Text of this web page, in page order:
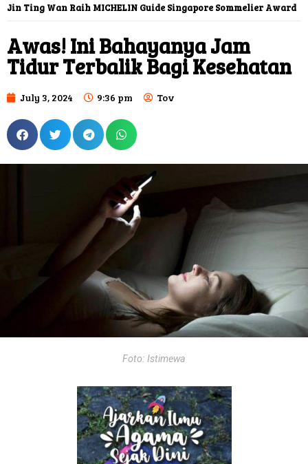
Jin Ting Wan Raih MICHELIN Guide Singapore Sommelier Award
Awas! Ini Bahayanya Jam
Tidur Terbalik Bagi Kesehatan
July 3, 2024 9:36 pm Tov
Foto: Istimewa